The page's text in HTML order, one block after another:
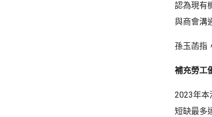
認為現有
與商會溝
孫玉菡指
補充勞工
2023年本
短缺最多